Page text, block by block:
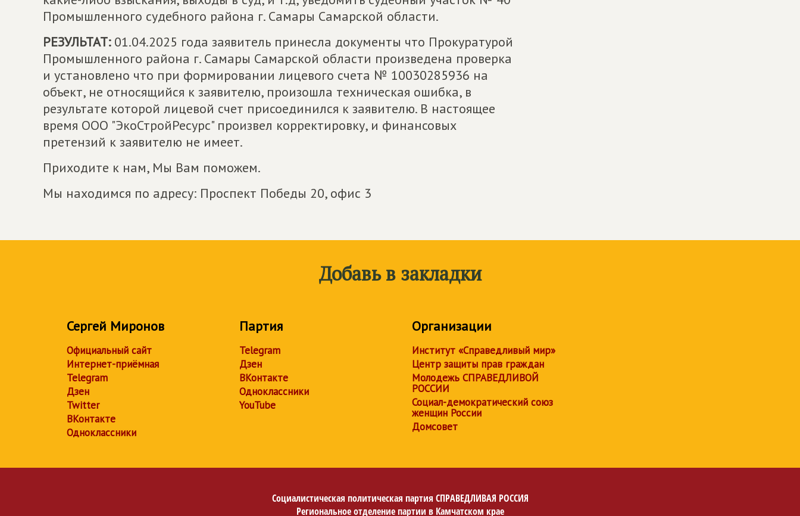
Промышленного судебного района г. Самары Самарской области.
РЕЗУЛЬТАТ:01.04.2025 года заявитель принесла документы что Прокуратурой
Промышленного района г. Самары Самарской области произведена проверка
и установлено что при формировании лицевого счета № 10030285936 на
объект, не относящийся к заявителю, произошла техническая ошибка, в
результате которой лицевой счет присоединился к заявителю. В настоящее
время ООО "ЭкоСтройРесурс" произвел корректировку, и финансовых
претензий к заявителю не имеет.
Приходите к нам, Мы Вам поможем.
Мы находимся по адресу: Проспект Победы 20, офис 3
Добавь в закладки
Сергей Миронов
Официальный сайт
Интернет-приёмная
Telegram
Дзен
Twitter
ВКонтакте
Одноклассники
Партия
Telegram
Дзен
ВКонтакте
Одноклассники
YouTube
Организации
Институт «Справедливый мир»
Центр защиты прав граждан
Молодежь СПРАВЕДЛИВОЙ
РОССИИ
Социал-демократический союз
женщин России
Домсовет
Социалистическая политическая партия СПРАВЕДЛИВАЯ РОССИЯ
Региональное отделение партии в Камчатском крае